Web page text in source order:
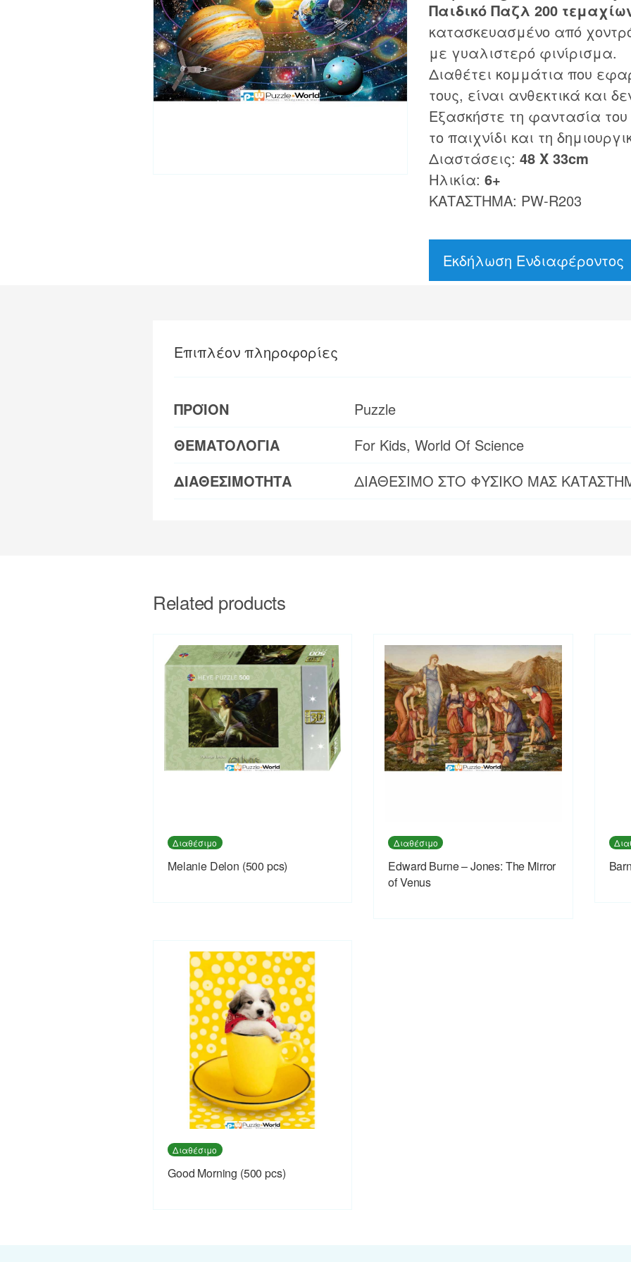
Παιδικό Παζλ 200
κατασκευασμένο από
με γυαλιστερό φινίρισμα.
Διαθέτει κομμάτια που
τους, είναι ανθεκτικά και
Εξασκήστε τη φαντασία
το παιχνίδι και τη
Διαστάσεις: 48 Χ 33cm
Ηλικία: 6+
ΚΑΤΑΣΤΗΜΑ: PW-R203
Εκδήλωση Ενδιαφέροντος
Επιπλέον πληροφορίες
ΠΡΟΪΟΝ
Puzzle
ΘΕΜΑΤΟΛΟΓΙΑ
For Kids, World Of Science
ΔΙΑΘΕΣΙΜΟΤΗΤΑ
ΔΙΑΘΕΣΙΜΟ ΣΤΟ ΦΥΣΙΚΟ ΜΑΣ
Related products
Διαθέσιμο
Melanie Delon (500 pcs)
Διαθέσιμο
Edward Burne – Jones: The Mirror
of Venus
Διαθέσιμο
Good Morning (500 pcs)